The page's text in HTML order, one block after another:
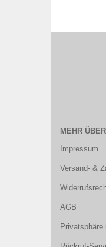
MEHR
Impressum
Versand- &
AGB
Privatsphäre